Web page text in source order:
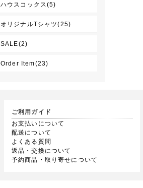
ハウスコックス(5)
オリジナルTシャツ(25)
SALE(2)
Order Item(23)
ご利用ガイド
お支払いについて
配送について
よくある質問
返品・交換について
予約商品・取り寄せについて